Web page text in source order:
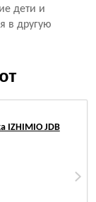
дети и
в другую
IZHIMIO JDB